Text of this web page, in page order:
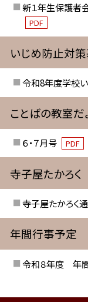
新１年生保護者
PDF
いじめ防止対
令和8年度学校
ことばの教室だ
６・７月号 PDF
寺子屋たかろく
寺子屋たかろく
年間行事予定
令和８年度 年